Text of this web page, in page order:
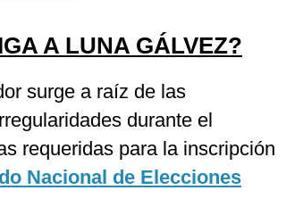
A LUNA GÁLVEZ?
surge a raíz de las
durante el
requeridas para la inscripción
Nacional de Elecciones